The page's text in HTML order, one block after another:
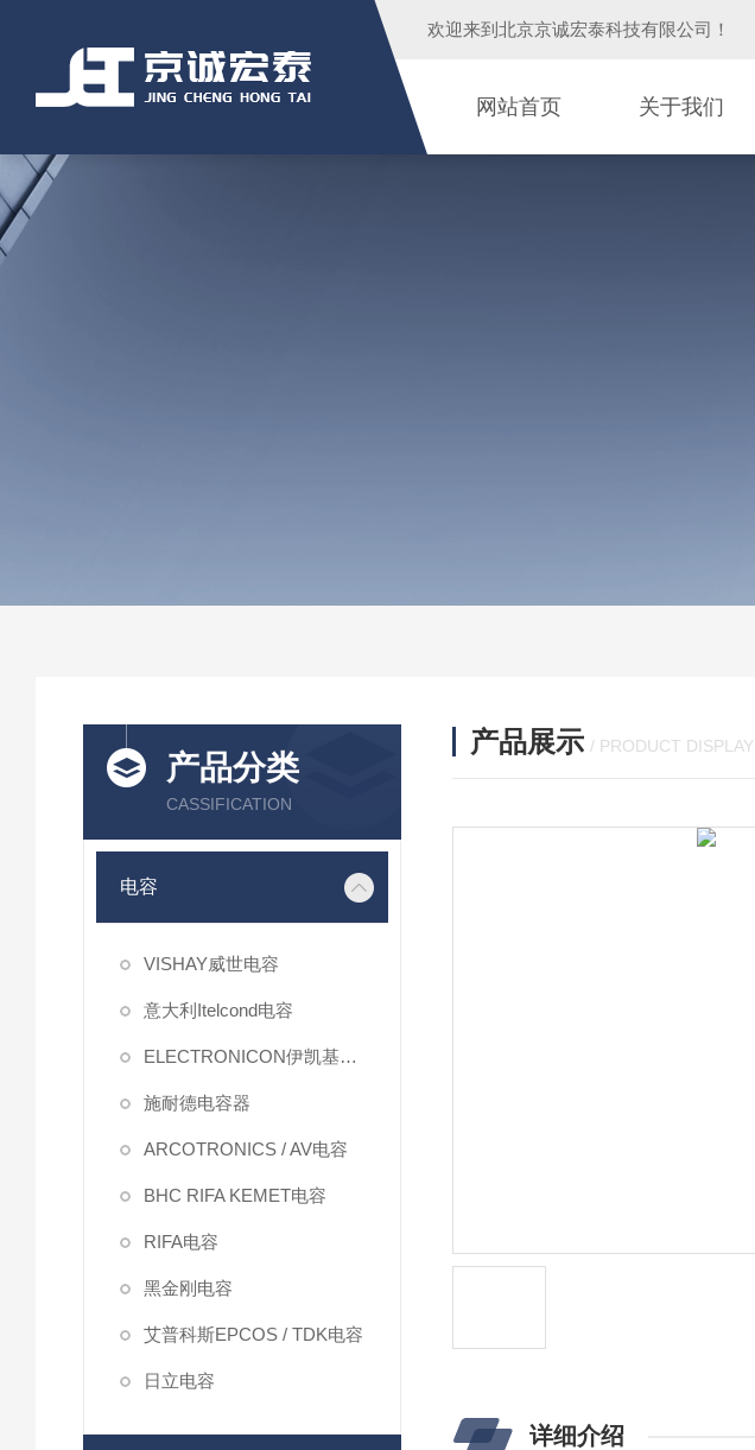
欢迎来到 北京京诚宏泰科技有限公司 ！
网站首页 关于我们
产品分类
CASSIFICATION
电容
VISHAY威世电容
意大利Itelcond电容
ELECTRONICON伊凯基电容
施耐德电容器
ARCOTRONICS / AV电容
BHC RIFA KEMET电容
RIFA电容
黑金刚电容
艾普科斯EPCOS / TDK电容
日立电容
产品展示 / PRODUCT DISPLAY
详细介绍